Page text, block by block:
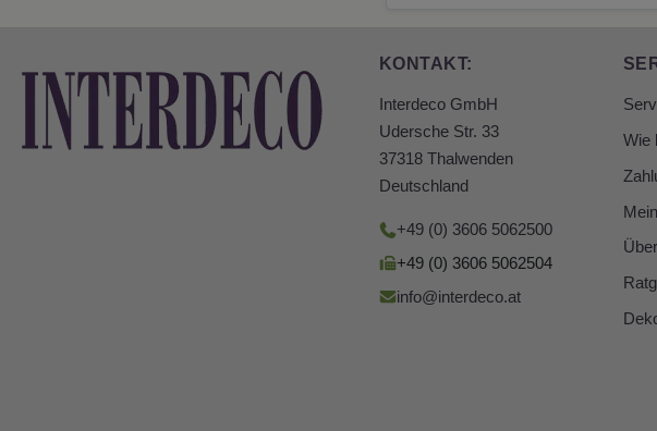
KONTAKT:
Interdeco GmbH
Udersche Str. 33
37318 Thalwenden
Deutschland
+49 (0) 3606 5062500
+49 (0) 3606 5062504
info@interdeco.at
Wie